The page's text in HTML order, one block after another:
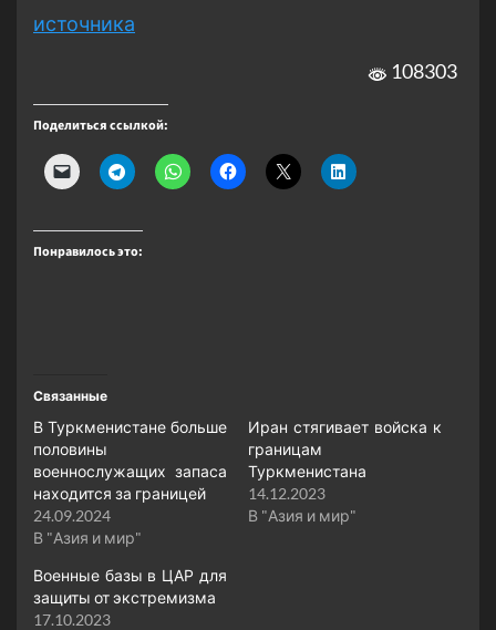
источника
108303
Поделиться ссылкой:
Понравилось это:
Связанные
В Туркменистане больше
половины
военнослужащих запаса
находится за границей
24.09.2024
В "Азия и мир"
Иран стягивает войска к
границам
Туркменистана
14.12.2023
В "Азия и мир"
​​Военные базы в ЦАР для
защиты от экстремизма
17.10.2023